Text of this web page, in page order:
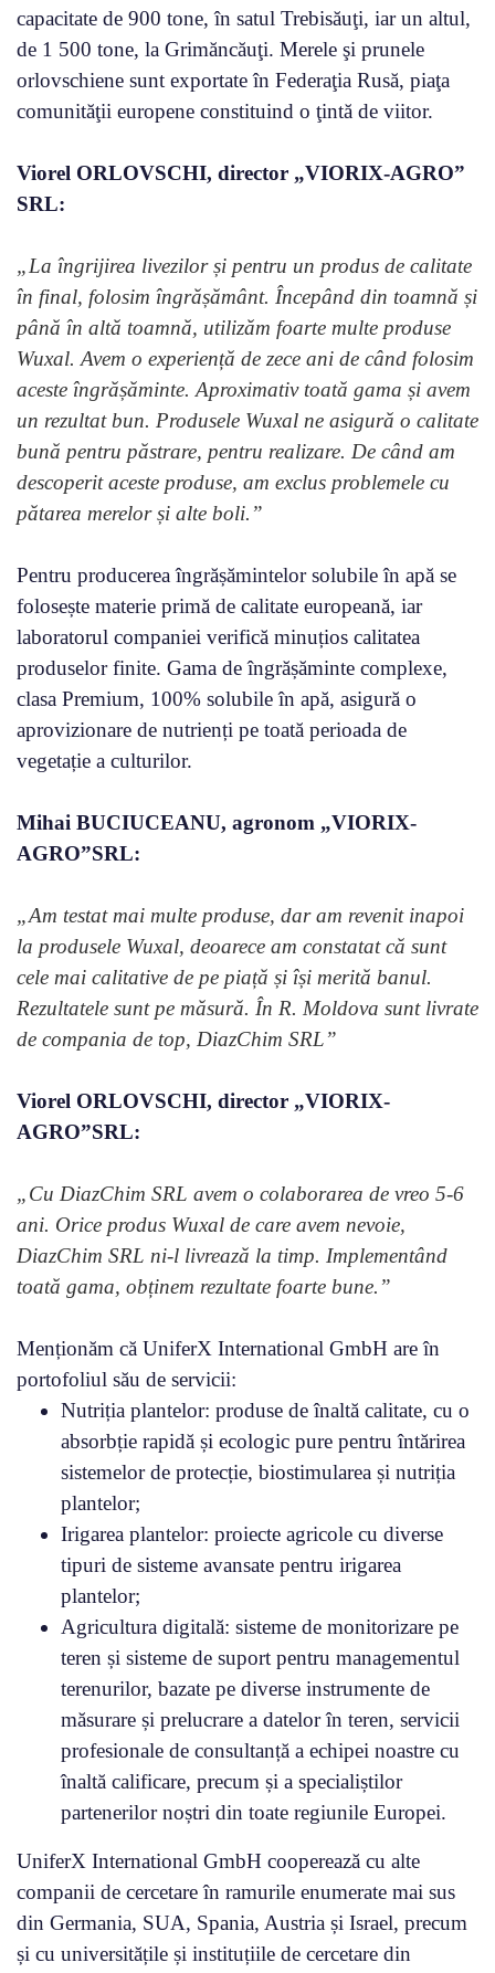
capacitate de 900 tone, în satul Trebisăuţi, iar un altul,
de 1 500 tone, la Grimăncăuţi. Merele şi prunele
orlovschiene sunt exportate în Federaţia Rusă, piaţa
comunităţii europene constituind o ţintă de viitor.
Viorel ORLOVSCHI, director „VIORIX-AGRO”
SRL:
„La îngrijirea livezilor și pentru un produs de calitate
în final, folosim îngrășământ. Începând din toamnă și
până în altă toamnă, utilizăm foarte multe produse
Wuxal. Avem o experiență de zece ani de când folosim
aceste îngrășăminte. Aproximativ toată gama și avem
un rezultat bun. Produsele Wuxal ne asigură o calitate
bună pentru păstrare, pentru realizare. De când am
descoperit aceste produse, am exclus problemele cu
pătarea merelor și alte boli.”
Pentru producerea îngrășămintelor solubile în apă se
folosește materie primă de calitate europeană, iar
laboratorul companiei verifică minuțios calitatea
produselor finite. Gama de îngrășăminte complexe,
clasa Premium, 100% solubile în apă, asigură o
aprovizionare de nutrienți pe toată perioada de
vegetație a culturilor.
Mihai BUCIUCEANU, agronom „VIORIX-
AGRO”SRL:
„Am testat mai multe produse, dar am revenit inapoi
la produsele Wuxal, deoarece am constatat că sunt
cele mai calitative de pe piață și își merită banul.
Rezultatele sunt pe măsură. În R. Moldova sunt livrate
de compania de top, DiazChim SRL”
Viorel ORLOVSCHI, director „VIORIX-
AGRO”SRL:
„Cu DiazChim SRL avem o colaborarea de vreo 5-6
ani. Orice produs Wuxal de care avem nevoie,
DiazChim SRL ni-l livrează la timp. Implementând
toată gama, obținem rezultate foarte bune.”
Menționăm că UniferX International GmbH are în
portofoliul său de servicii:
Nutriția plantelor: produse de înaltă calitate, cu o
absorbție rapidă și ecologic pure pentru întărirea
sistemelor de protecție, biostimularea și nutriția
plantelor;
Irigarea plantelor: proiecte agricole cu diverse
tipuri de sisteme avansate pentru irigarea
plantelor;
Agricultura digitală: sisteme de monitorizare pe
teren și sisteme de suport pentru managementul
terenurilor, bazate pe diverse instrumente de
măsurare și prelucrare a datelor în teren, servicii
profesionale de consultanță a echipei noastre cu
înaltă calificare, precum și a specialiștilor
partenerilor noștri din toate regiunile Europei.
UniferX International GmbH cooperează cu alte
companii de cercetare în ramurile enumerate mai sus
din Germania, SUA, Spania, Austria și Israel, precum
și cu universitățile și instituțiile de cercetare din